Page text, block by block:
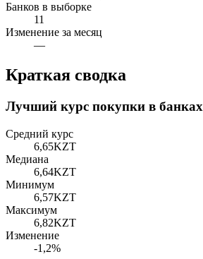
Банков в выборке
11
Изменение за месяц
—
Краткая сводка
Лучший курс покупки в банках
Средний курс
6,65KZT
Медиана
6,64KZT
Минимум
6,57KZT
Максимум
6,82KZT
Изменение
-1,2%